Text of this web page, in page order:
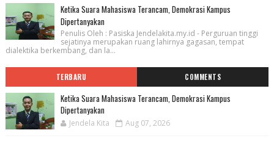
Ketika Suara Mahasiswa Terancam, Demokrasi Kampus
Dipertanyakan
Penulis Oleh : Pasiska Jendelakita.my.id - Perguruan tinggi
sejatinya merupakan ruang lahirnya gagasan, tempat
dialektika berkembang, dan la...
TERBARU COMMENTS
Ketika Suara Mahasiswa Terancam, Demokrasi Kampus
Dipertanyakan
Jendela Kita Aug 07, 2026